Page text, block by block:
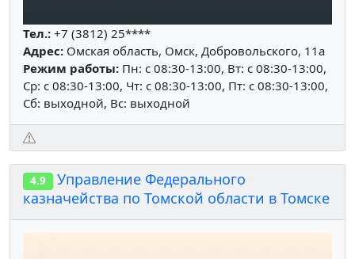
Тел.: +7 (3812) 25****
Адрес: Омская область, Омск, Добровольского, 11а
Режим работы: Пн: c 08:30-13:00, Вт: c 08:30-13:00,
Ср: c 08:30-13:00, Чт: c 08:30-13:00, Пт: c 08:30-13:00,
Сб: выходной, Вс: выходной
4.9
Управление Федерального
казначейства по Томской области в Томске